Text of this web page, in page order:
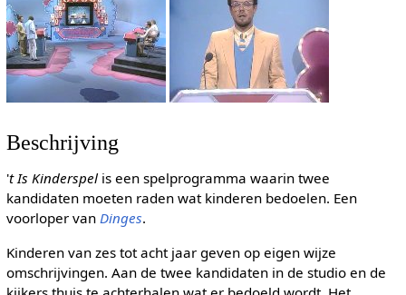
Beschrijving
't Is Kinderspelis een spelprogramma waarin twee
kandidaten moeten raden wat kinderen bedoelen. Een
voorloper van Dinges.
Kinderen van zes tot acht jaar geven op eigen wijze
omschrijvingen. Aan de twee kandidaten in de studio en de